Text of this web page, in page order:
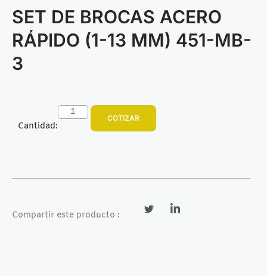
SET DE BROCAS ACERO
RÁPIDO (1-13 MM) 451-MB-
3
Cantidad:
COTIZAR
Compartir este producto :